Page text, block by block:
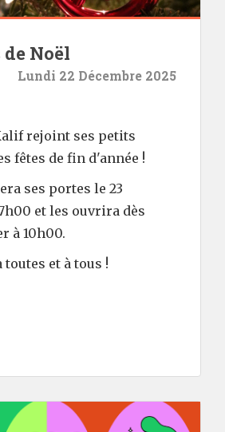
Noël
Lundi 22 Décembre 2025
rejoint ses petits
fêtes de fin d'année !
ses portes le 23
et les ouvrira dès
à 10h00.
toutes et à tous !